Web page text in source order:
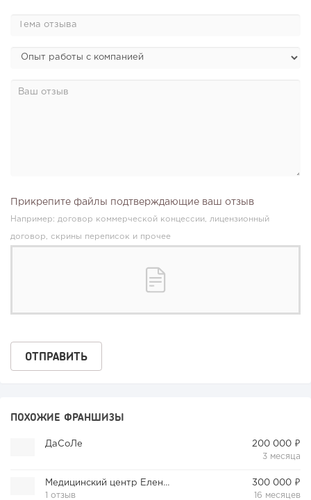
Прикрепите файлы подтверждающие ваш отзыв
Например: договор коммерческой концессии, лицензионный
договор, скрины переписок и прочее
ПОХОЖИЕ ФРАНШИЗЫ
ДаСоЛе
200 000 ₽
3 месяца
Медицинский центр Елены Малышевой
1 отзыв
300 000 ₽
16 месяцев